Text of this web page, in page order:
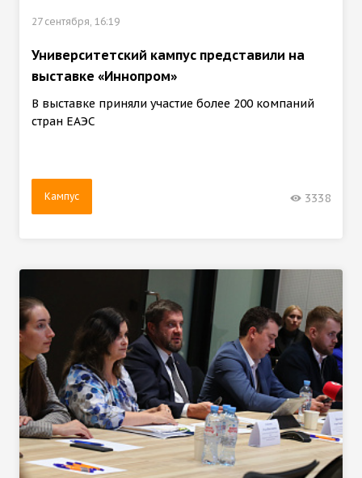
27 сентября, 16:19
Университетский кампус представили на
выставке «Иннопром»
В выставке приняли участие более 200 компаний
стран ЕАЭС
Кампус 3338